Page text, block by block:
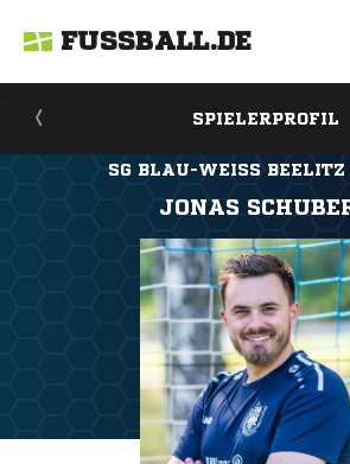
FUSSBALL.DE
SPIELERPROFIL
SG BLAU-WEISS BEELITZ
JONAS